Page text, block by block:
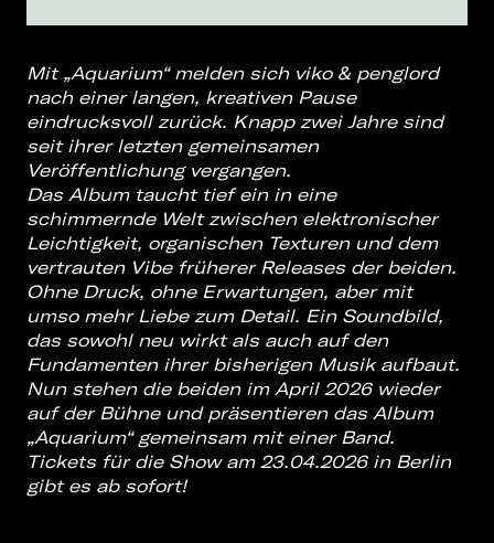
Mit „Aquarium“ melden sich viko & penglord
nach einer langen, kreativen Pause
eindrucksvoll zurück. Knapp zwei Jahre sind
seit ihrer letzten gemeinsamen
Veröffentlichung vergangen.
Das Album taucht tief ein in eine
schimmernde Welt zwischen elektronischer
Leichtigkeit, organischen Texturen und dem
vertrauten Vibe früherer Releases der beiden.
Ohne Druck, ohne Erwartungen, aber mit
umso mehr Liebe zum Detail. Ein Soundbild,
das sowohl neu wirkt als auch auf den
Fundamenten ihrer bisherigen Musik aufbaut.
Nun stehen die beiden im April 2026 wieder
auf der Bühne und präsentieren das Album
„Aquarium“ gemeinsam mit einer Band.
Tickets für die Show am 23.04.2026 in Berlin
gibt es ab sofort!